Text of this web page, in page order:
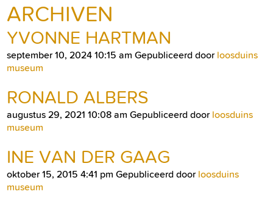
ARCHIVEN
YVONNE HARTMAN
september 10, 2024 10:15 am Gepubliceerd door loosduins
museum
RONALD ALBERS
augustus 29, 2021 10:08 am Gepubliceerd door loosduins
museum
INE VAN DER GAAG
oktober 15, 2015 4:41 pm Gepubliceerd door loosduins
museum